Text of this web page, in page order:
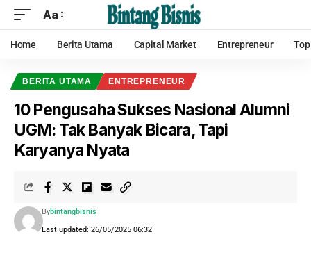
Aa
Home Berita Utama Capital Market Entrepreneur
BERITA UTAMA ENTREPRENEUR
10 Pengusaha Sukses Nasional Alumni
UGM: Tak Banyak Bicara, Tapi
Karyanya Nyata
Last updated: 26/05/2025 06:32
Bybintangbisnis